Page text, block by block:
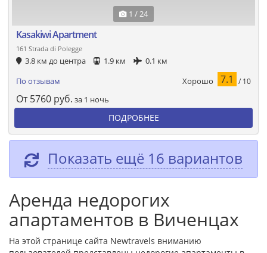
1 / 24
Kasakiwi Apartment
161 Strada di Polegge
3.8 км до центра 1.9 км
0.1 км
По отзывам
Хорошо 7.1 / 10
От 5760 руб. за 1 ночь
ПОДРОБНЕЕ
Показать ещё 16 вариантов
Аренда недорогих
апартаментов в Виченцах
На этой странице сайта Newtravels вниманию